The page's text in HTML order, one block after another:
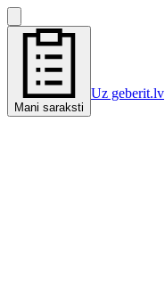
Mani saraksti
Uz geberit.lv